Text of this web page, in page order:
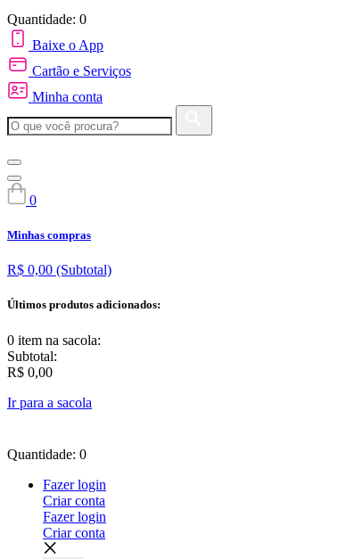
Quantidade: 0
Baixe o App
Cartão e Serviços
Minha conta
0
Minhas compras
R$ 0,00 (Subtotal)
Últimos produtos adicionados:
0 item na sacola:
Subtotal:
R$ 0,00
Ir para a sacola
Quantidade: 0
Fazer login
Criar conta
Fazer login
Criar conta